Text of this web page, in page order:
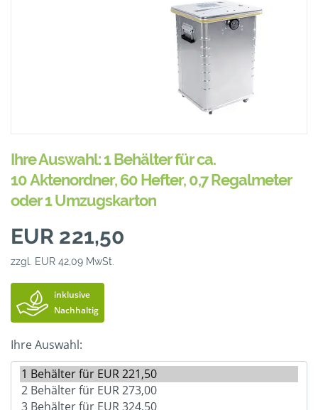
Ihre Auswahl: 1 Behälter für ca.
10 Aktenordner, 60 Hefter, 0,7 Regalmeter
oder 1 Umzugskarton
EUR 221,50
zzgl. EUR 42,09 MwSt.
inklusive
Nachhaltig
Ihre Auswahl: